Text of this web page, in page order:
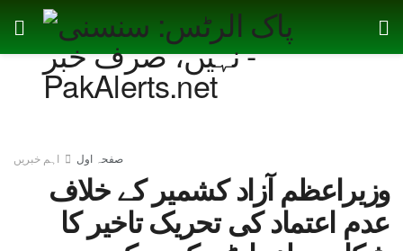
صفحہ اول اہم خبریں
وزیراعظم آزاد کشمیر کے خلاف
عدم اعتماد کی تحریک تاخیر کا